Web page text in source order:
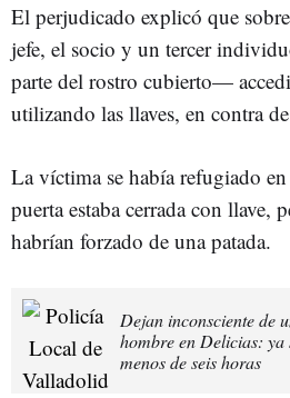
El perjudicado explicó que
jefe, el socio y un tercer
parte del rostro cubierto—
utilizando las llaves, en contra
La víctima se había refugiado
puerta estaba cerrada con llave,
habrían forzado de una patada.
Dejan inconsciente de
hombre en Delicias: ya
menos de seis horas